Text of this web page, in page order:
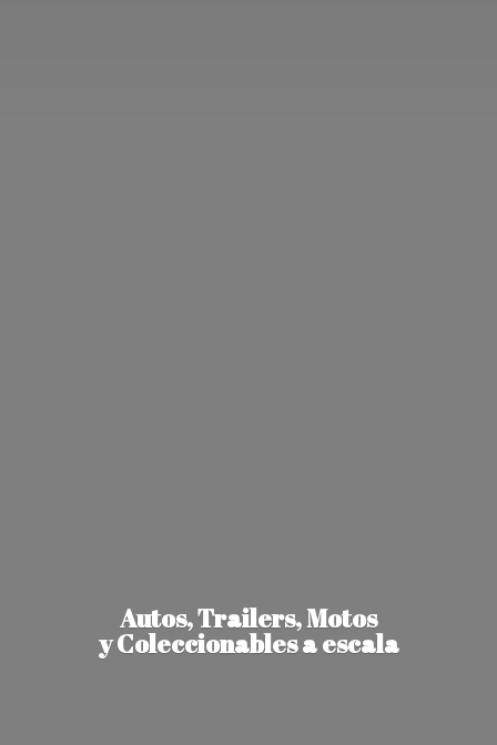
Autos, Trailers, Motos
y Coleccionablesa escala